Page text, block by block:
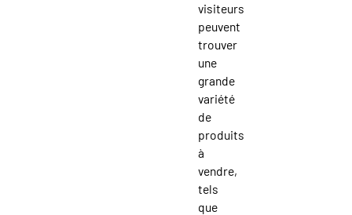
visiteurs
peuvent
trouver
une
grande
variété
de
produits
à
vendre,
tels
que